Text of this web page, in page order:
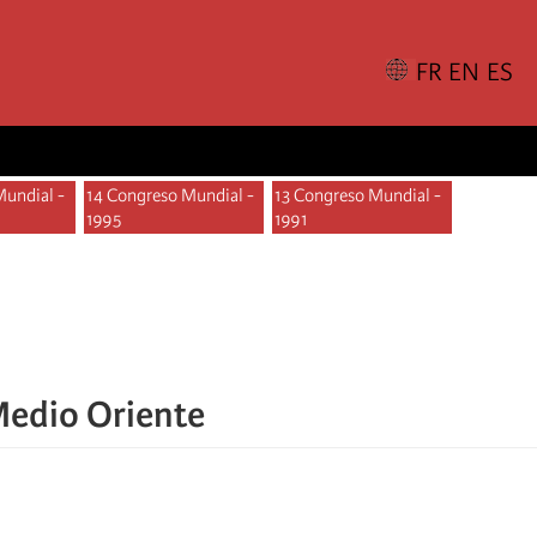
-
14 Congreso Mundial -
1995
13 Congreso Mundial -
1991
Oriente